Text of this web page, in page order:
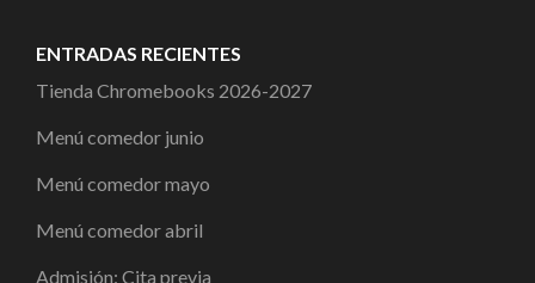
ENTRADAS RECIENTES
Tienda Chromebooks 2026-2027
Menú comedor junio
Menú comedor mayo
Menú comedor abril
Admisión: Cita previa